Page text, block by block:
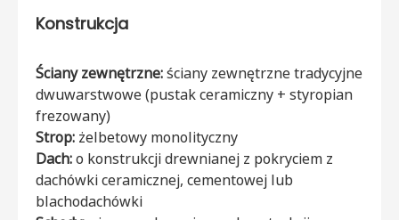
Konstrukcja
Ściany zewnętrzne:ściany zewnętrzne tradycyjne
dwuwarstwowe (pustak ceramiczny + styropian
frezowany)
Strop: żelbetowy monolityczny
Dach:o konstrukcji drewnianej z pokryciem z
dachówki ceramicznej, cementowej lub
blachodachówki